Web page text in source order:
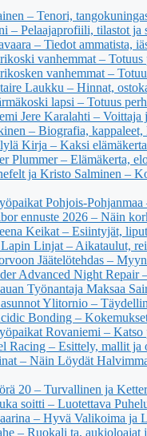
– Tenori,
– Pelaajaprofiili, tilastot ja
– Tiedot ammatista,
vanhemmat – Totuus
vanhemmat –
Laukku – Hinnat,
lapsi – Totuus
Jere Karalahti – Voittaja
– Biografia,
Kirja – Kaksi
Plummer – Elämäkerta,
ja Kristo Salminen –
Pohjois-
ennuste 2026 – Näin
Keikat – Esiintyjät,
Linjat – Aikataulut,
Jäätelötehdas –
Advanced Night Repair
Työnantaja Maksaa
Ylitornio –
Bonding –
Rovaniemi – Katso
Racing – Esittely, mallit ja
– Näin Löydät
20 – Turvallinen ja
soitti – Luotettava
– Hyvä Valikoima ja
– Ruokali ta, aukioloajat